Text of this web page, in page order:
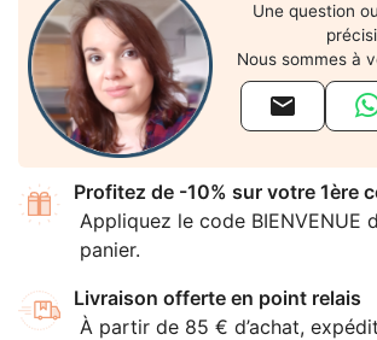
Une question
Nous sommes à

Profitez de -10% sur votre 1ère
Appliquez le code BIENVENUE
panier.
Livraison offerte en point relais
À partir de 85 € d’achat,